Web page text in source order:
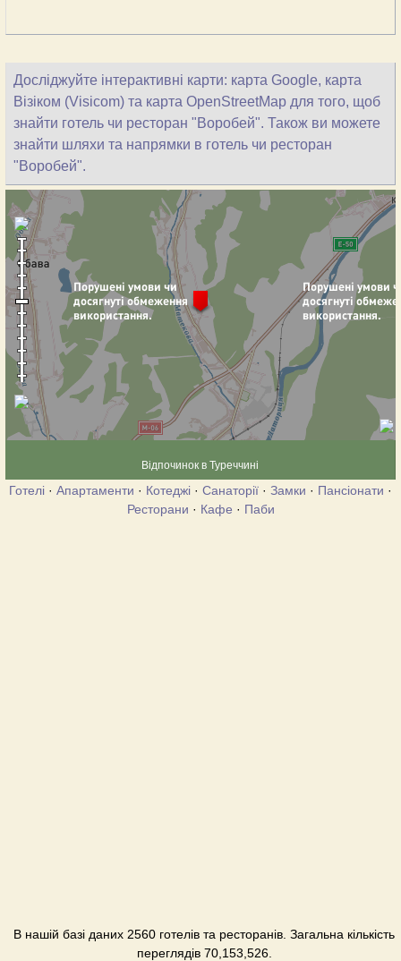
Досліджуйте інтерактивні карти: карта Google, карта
Візіком (Visicom) та карта OpenStreetMap для того, щоб
знайти готель чи ресторан "Воробей". Також ви можете
знайти шляхи та напрямки в готель чи ресторан
"Воробей".
Відпочинок в Туреччині
Готелі · Апартаменти · Котеджі · Санаторії · Замки · Пансіонати ·
Ресторани · Кафе · Паби
В нашій базі даних 2560 готелів та ресторанів. Загальна кількість
переглядів 70,153,526.